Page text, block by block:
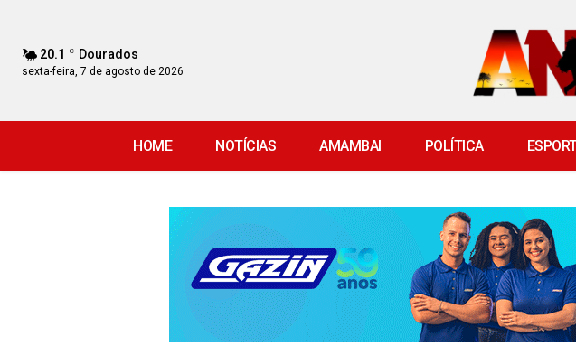
20.1 C Dourados
sexta-feira, 7 de agosto de 2026
HOME NOTÍCIAS AMAMBAI POLÍTICA